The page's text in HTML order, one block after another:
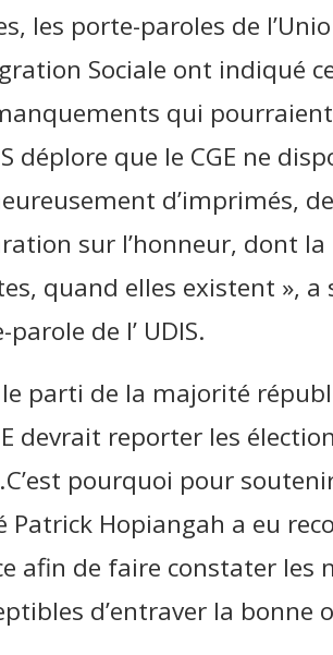
les porte-paroles de
Sociale ont indiqué
qui
déplore que le CGE ne
d’imprimés,
sur l’honneur, dont
quand elles existent », a
parole de l’ UDIS.
parti de la majorité
devrait reporter les
pourquoi pour
Patrick Hopiangah a eu
afin de faire constater
d’entraver la bonne